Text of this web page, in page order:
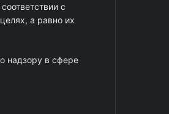
с
а равно их
надзору в сфере